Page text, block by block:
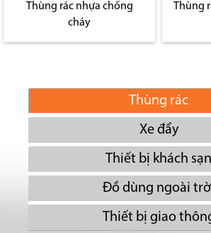
Thùng rác nhựa chống
cháy
Thùng
Thùng rác
Xe đẩy
Thiết bị khách sạn
Đồ dùng ngoài
Thiết bị giao